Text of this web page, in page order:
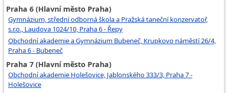
Praha 6 (Hlavní město Praha)
Gymnázium, střední odborná škola a Pražská taneční konzervatoř,
s.r.o., Laudova 1024/10, Praha 6 - Řepy
Obchodní akademie a Gymnázium Bubeneč, Krupkovo náměstí 26/4,
Praha 6 - Bubeneč
Praha 7 (Hlavní město Praha)
Obchodní akademie Holešovice, Jablonského 333/3, Praha 7 -
Holešovice